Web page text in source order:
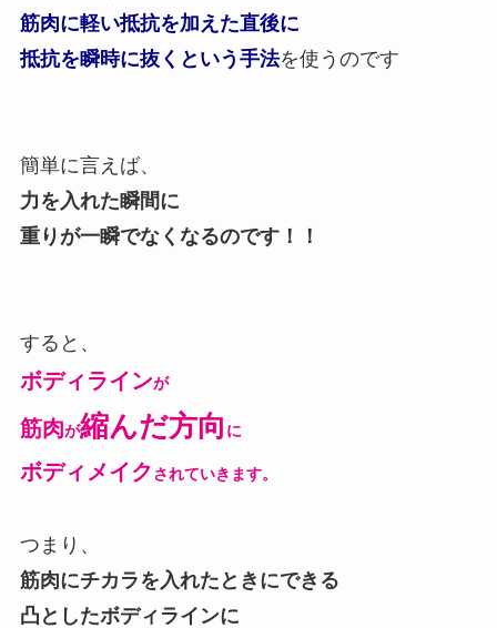
筋肉に軽い抵抗を加えた直後に
抵抗を瞬時に抜くという手法を使うのです
簡単に言えば、
力を入れた瞬間に
重りが一瞬でなくなるのです！！
すると、
ボディラインが
筋肉が縮んだ方向 に
ボディメイクされていきます。
つまり、
筋肉にチカラを入れたときにできる
凸としたボディラインに